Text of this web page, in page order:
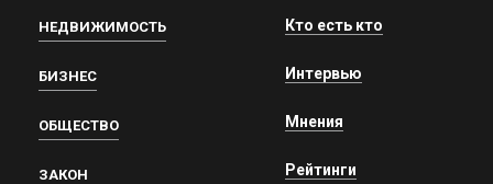
НЕДВИЖИМОСТЬ
БИЗНЕС
ОБЩЕСТВО
ЗАКОН
Кто есть кто
Интервью
Мнения
Рейтинги